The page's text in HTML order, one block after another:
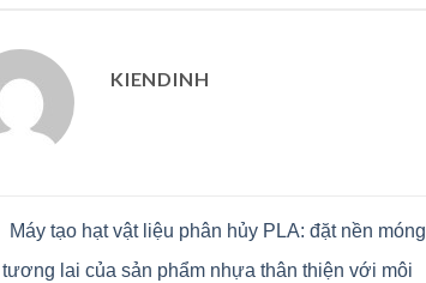
KIENDINH
Máy tạo hạt vật liệu phân hủy PLA: đặt nền móng
lai của sản phẩm nhựa thân thiện với môi